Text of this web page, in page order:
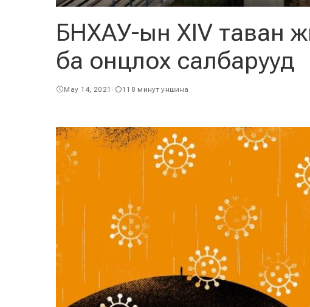
БНХАУ-ын XIV таван
ба онцлох салбарууд
May 14, 2021 118 минут уншина